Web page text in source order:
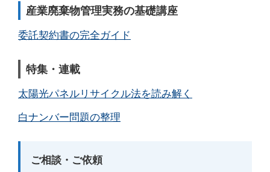
産業廃棄物管理実務の基礎講座
委託契約書の完全ガイド
特集・連載
太陽光パネルリサイクル法を読み解く
白ナンバー問題の整理
ご相談・ご依頼